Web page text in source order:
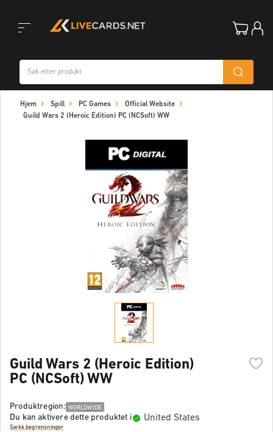
navigation
Hjem Spill PC Games
Official Website
Guild Wars 2 (Heroic Edition) PC (NCSoft) WW
Guild Wars 2 (Heroic Edition)
PC (NCSoft) WW
Produktregion: WORLDWIDE
Du kan aktivere dette produktet i United States
Sjekk begrensninger